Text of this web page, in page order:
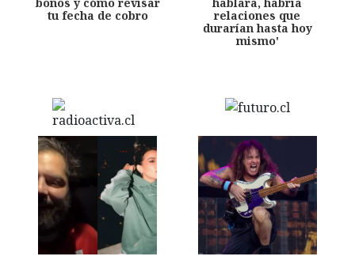
bonos y cómo revisar
tu fecha de cobro
hablara, habría
relaciones que
durarían hasta hoy
mismo'